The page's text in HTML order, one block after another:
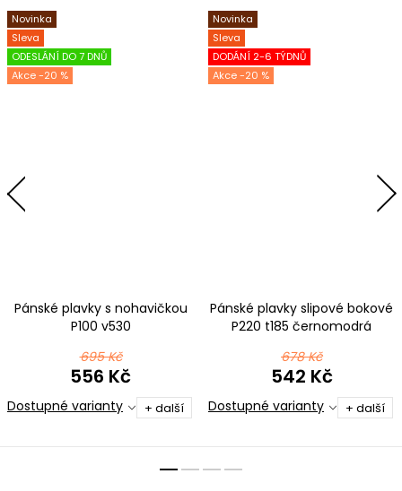
Novinka
Sleva
ODESLÁNÍ DO 7 DNŮ
-20 %
Pánské plavky s nohavičkou
P100 v530
695 Kč
556 Kč
Dostupné varianty + další
Novinka
Sleva
DODÁNÍ 2-6 TÝDNŮ
-20 %
Pánské plavky slipové bokové
P220 t185 černomodrá
678 Kč
542 Kč
Dostupné varianty + další